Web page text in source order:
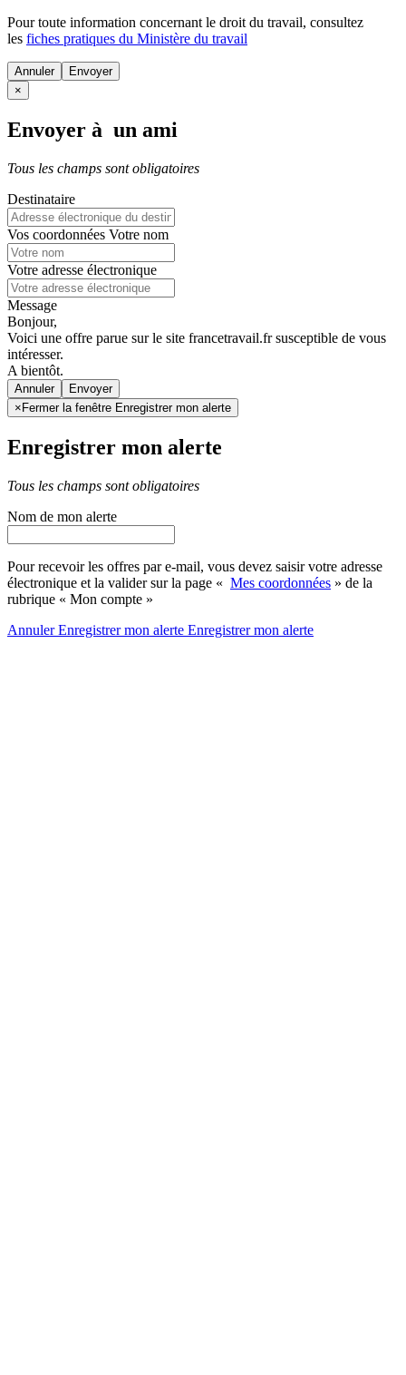
Pour toute information concernant le droit du travail, consultez
les fiches pratiques du Ministère du travail
Annuler
×
Envoyer à un ami
Tous les champs sont obligatoires
Destinataire
Vos coordonnées Votre nom
Votre adresse électronique
Message
Bonjour,
Voici une offre parue sur le site francetravail.fr susceptible de vous
intéresser.
A bientôt.
Annuler
× Fermer la fenêtre Enregistrer mon alerte
Enregistrer mon alerte
Tous les champs sont obligatoires
Nom de mon alerte
Pour recevoir les offres par e-mail, vous devez saisir votre adresse
électronique et la valider sur la page « Mes coordonnées » de la
rubrique « Mon compte »
AnnulerEnregistrer mon alerte Enregistrermon alerte